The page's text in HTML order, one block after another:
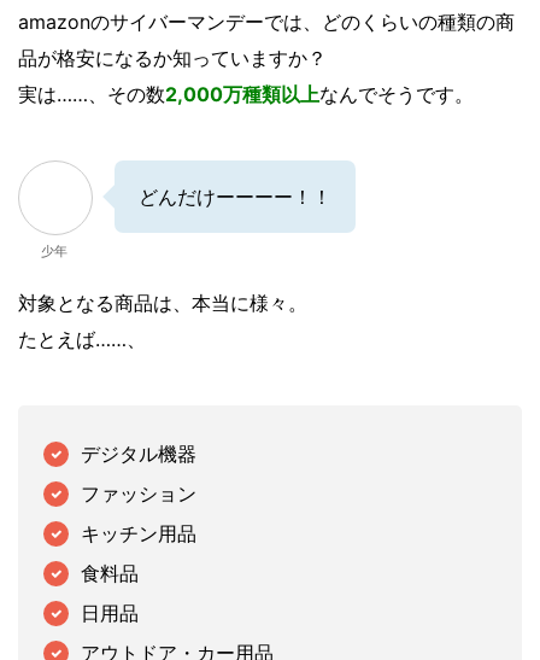
amazonのサイバーマンデーでは、どのくらいの種類の商
品が格安になるか知っていますか？
実は……、その数2,000万種類以上なんでそうです。
少年
どんだけーーーー！！
対象となる商品は、本当に様々。
たとえば……、
デジタル機器
ファッション
キッチン用品
食料品
日用品
アウトドア・カー用品